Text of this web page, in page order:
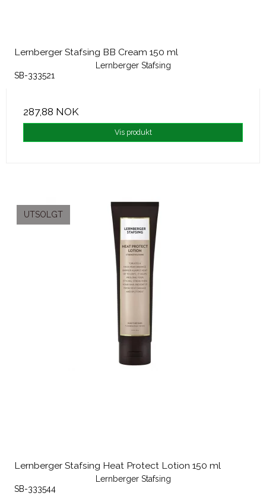
Lernberger Stafsing BB Cream 150 ml
Lernberger Stafsing
SB-333521
287,88 NOK
Vis produkt
UTSOLGT
Lernberger Stafsing Heat Protect Lotion 150 ml
Lernberger Stafsing
SB-333544